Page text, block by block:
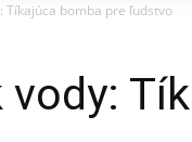
Tíkajúca bomba pre ľudstvo